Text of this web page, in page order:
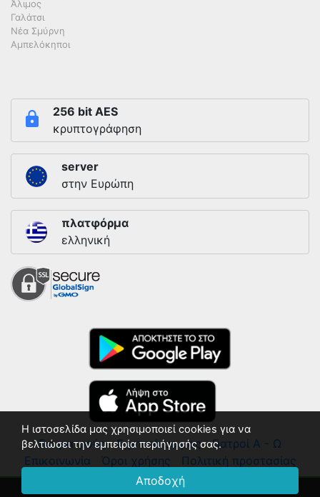
Άλιμος
Γαλάτσι
Νέα Σμύρνη
Αμπελόκηποι
256 bit AES
κρυπτογράφηση
server
στην Ευρώπη
πλατφόρμα
ελληνική
Για γιατρούς Σχετικά με μας
Γιατροί Α - Ω
Επικοινωνία
Όροι χρήσης Πολιτική προστασίας
© 2018 - 2026 ΛΙΣΤΑ ΓΙΑΤΡΩΝ
Η ιστοσελίδα μας χρησιμοποιεί cookies για να
βελτιώσει την εμπειρία περιήγησής σας.
Αποδοχή